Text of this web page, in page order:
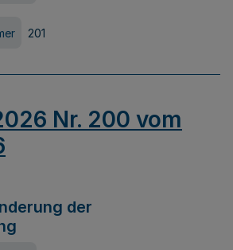
201
Nr. 200 vom
der